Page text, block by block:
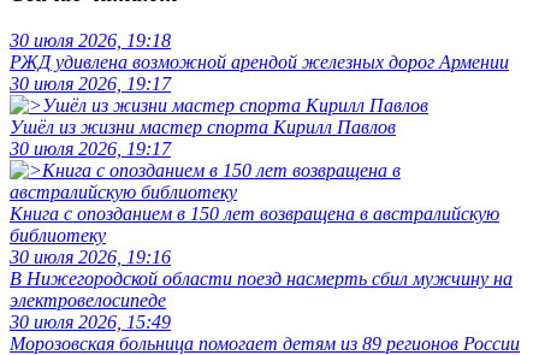
30 июля 2026, 19:18
РЖД удивлена возможной арендой железных дорог Армении
30 июля 2026, 19:17
Ушёл из жизни мастер спорта Кирилл Павлов
30 июля 2026, 19:17
Книга с опозданием в 150 лет возвращена в австралийскую
библиотеку
30 июля 2026, 19:16
В Нижегородской области поезд насмерть сбил мужчину на
электровелосипеде
30 июля 2026, 15:49
Морозовская больница помогает детям из 89 регионов России